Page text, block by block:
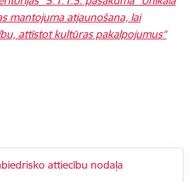
mantojuma atjaunošana, lai
attīstot kultūras pakalpojumus"
attiecību nodaļa